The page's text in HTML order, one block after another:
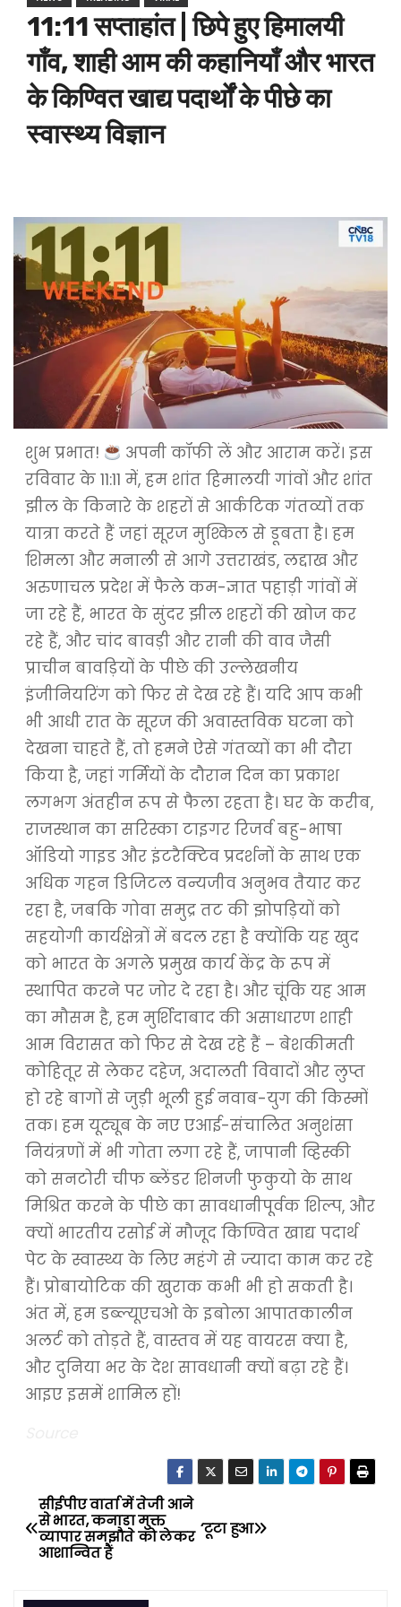
11:11 सप्ताहांत | छिपे हुए हिमालयी
गाँव, शाही आम की कहानियाँ और भारत
के किण्वित खाद्य पदार्थों के पीछे का
स्वास्थ्य विज्ञान
शुभ प्रभात!
अपनी कॉफी लें और आराम करें। इस
रविवार के 11:11 में, हम शांत हिमालयी गांवों और शांत
झील के किनारे के शहरों से आर्कटिक गंतव्यों तक
यात्रा करते हैं जहां सूरज मुश्किल से डूबता है। हम
शिमला और मनाली से आगे उत्तराखंड, लद्दाख और
अरुणाचल प्रदेश में फैले कम-ज्ञात पहाड़ी गांवों में
जा रहे हैं, भारत के सुंदर झील शहरों की खोज कर
रहे हैं, और चांद बावड़ी और रानी की वाव जैसी
प्राचीन बावड़ियों के पीछे की उल्लेखनीय
इंजीनियरिंग को फिर से देख रहे हैं। यदि आप कभी
भी आधी रात के सूरज की अवास्तविक घटना को
देखना चाहते हैं, तो हमने ऐसे गंतव्यों का भी दौरा
किया है, जहां गर्मियों के दौरान दिन का प्रकाश
लगभग अंतहीन रूप से फैला रहता है। घर के करीब,
राजस्थान का सरिस्का टाइगर रिजर्व बहु-भाषा
ऑडियो गाइड और इंटरैक्टिव प्रदर्शनों के साथ एक
अधिक गहन डिजिटल वन्यजीव अनुभव तैयार कर
रहा है, जबकि गोवा समुद्र तट की झोपड़ियों को
सहयोगी कार्यक्षेत्रों में बदल रहा है क्योंकि यह खुद
को भारत के अगले प्रमुख कार्य केंद्र के रूप में
स्थापित करने पर जोर दे रहा है। और चूंकि यह आम
का मौसम है, हम मुर्शिदाबाद की असाधारण शाही
आम विरासत को फिर से देख रहे हैं – बेशकीमती
कोहितूर से लेकर दहेज, अदालती विवादों और लुप्त
हो रहे बागों से जुड़ी भूली हुई नवाब-युग की किस्मों
तक। हम यूट्यूब के नए एआई-संचालित अनुशंसा
नियंत्रणों में भी गोता लगा रहे हैं, जापानी व्हिस्की
को सनटोरी चीफ ब्लेंडर शिनजी फुकुयो के साथ
मिश्रित करने के पीछे का सावधानीपूर्वक शिल्प, और
क्यों भारतीय रसोई में मौजूद किण्वित खाद्य पदार्थ
पेट के स्वास्थ्य के लिए महंगे से ज्यादा काम कर रहे
हैं। प्रोबायोटिक की खुराक कभी भी हो सकती है।
अंत में, हम डब्ल्यूएचओ के इबोला आपातकालीन
अलर्ट को तोड़ते हैं, वास्तव में यह वायरस क्या है,
और दुनिया भर के देश सावधानी क्यों बढ़ा रहे हैं।
आइए इसमें शामिल हों!
P
o
‘टूटा हुआ
सीईपीए वार्ता में तेजी आने
से भारत, कनाडा मुक्त
व्यापार समझौते को लेकर
आशान्वित हैं